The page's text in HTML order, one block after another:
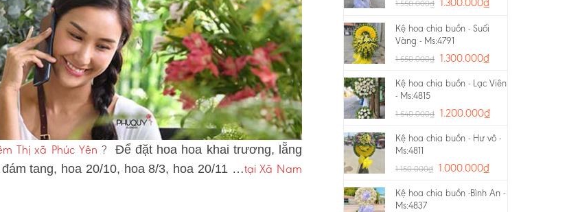
Thị xã Phúc Yên ? Để đặt hoa hoa khai trương, lẵng
tang, hoa 20/10, hoa 8/3, hoa 20/11 …tại Xã Nam
1.550.000₫
Kệ hoa chia buồn - Suối
Vàng - Ms:4791
1.550.000₫ 1.300.000₫
Kệ hoa chia buồn - Lạc Viên
- Ms:4815
1.540.000₫ 1.200.000₫
Kệ hoa chia buồn - Hư vô -
Ms:4811
1.150.000₫ 1.000.000₫
Kệ hoa chia buồn -Bình An -
Ms:4837